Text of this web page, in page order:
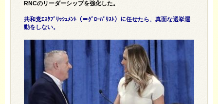
RNCのリーダーシップを強化した。
共和党ｴｽﾀﾌﾞﾘｯｼｭﾒﾝﾄ（＝ｸﾞﾛｰﾊﾞﾘｽﾄ）に任せたら、真面な選挙運
動をしない。